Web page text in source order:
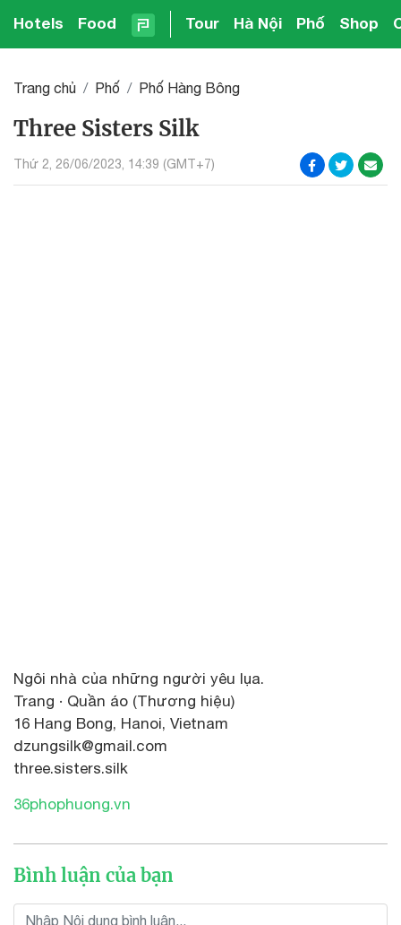
Hotels Food Tour Hà Nội Phố Shop
Trang chủ Phố Phố Hàng Bông
Three Sisters Silk
Thứ 2, 26/06/2023, 14:39 (GMT+7)
Ngôi nhà của những người yêu lụa.
Trang · Quần áo (Thương hiệu)
16 Hang Bong, Hanoi, Vietnam
dzungsilk@gmail.com
three.sisters.silk
36phophuong.vn
Bình luận của bạn